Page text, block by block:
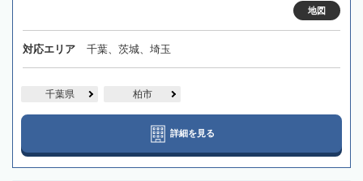
地図
対応エリア 千葉、茨城、埼玉
千葉県 柏市
詳細を見る